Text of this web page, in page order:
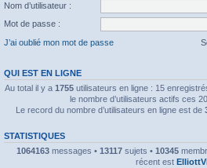
Nom d’utilisateur :
Mot de passe :
J’ai oublié mon mot de passe
QUI EST EN LIGNE
Au total il y a 1755utilisateurs en ligne : 15
le nombre d’utilisateurs actifs ces
Le record du nombre d’utilisateurs en ligne est de
STATISTIQUES
1064163messages • 13117sujets • 10345
récent est